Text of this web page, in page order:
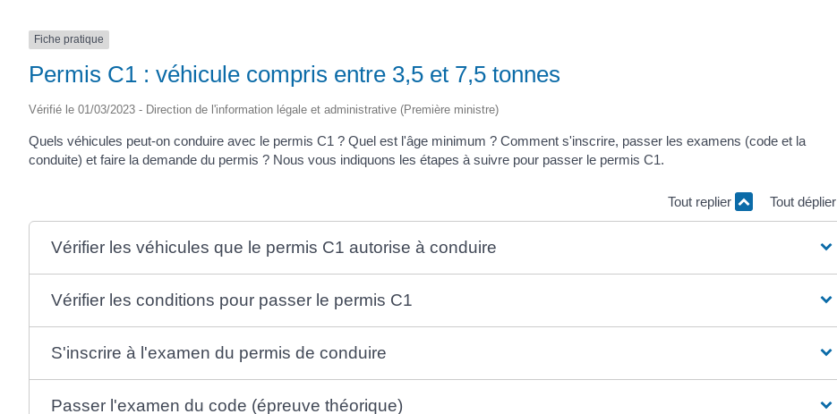
Fiche pratique
Permis C1 : véhicule compris entre 3,5 et 7,5 tonnes
Vérifié le 01/03/2023 - Direction de l'information légale et administrative (Première ministre)
Quels véhicules peut-on conduire avec le permis C1 ? Quel est l'âge minimum ? Comment s'inscrire, passer les examens (code et la
conduite) et faire la demande du permis ? Nous vous indiquons les étapes à suivre pour passer le permis C1.
Tout replier Tout déplier
Vérifier les véhicules que le permis C1 autorise à conduire
Vérifier les conditions pour passer le permis C1
S'inscrire à l'examen du permis de conduire
Passer l'examen du code (épreuve théorique)